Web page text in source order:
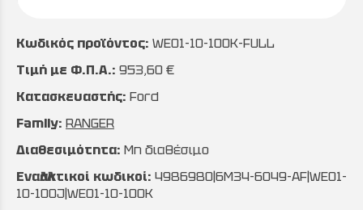
Κωδικός προϊόντος: WE01-10-100K-FULL
Τιμή με Φ.Π.Α.: 953,60 €
Κατασκευαστής: Ford
Family: RANGER
Διαθεσιμότητα: Μη διαθέσιμο
Εναλλακτικοί κωδικοί: 4986980|6M34-6049-AF|WE01-
10-100J|WE01-10-100K